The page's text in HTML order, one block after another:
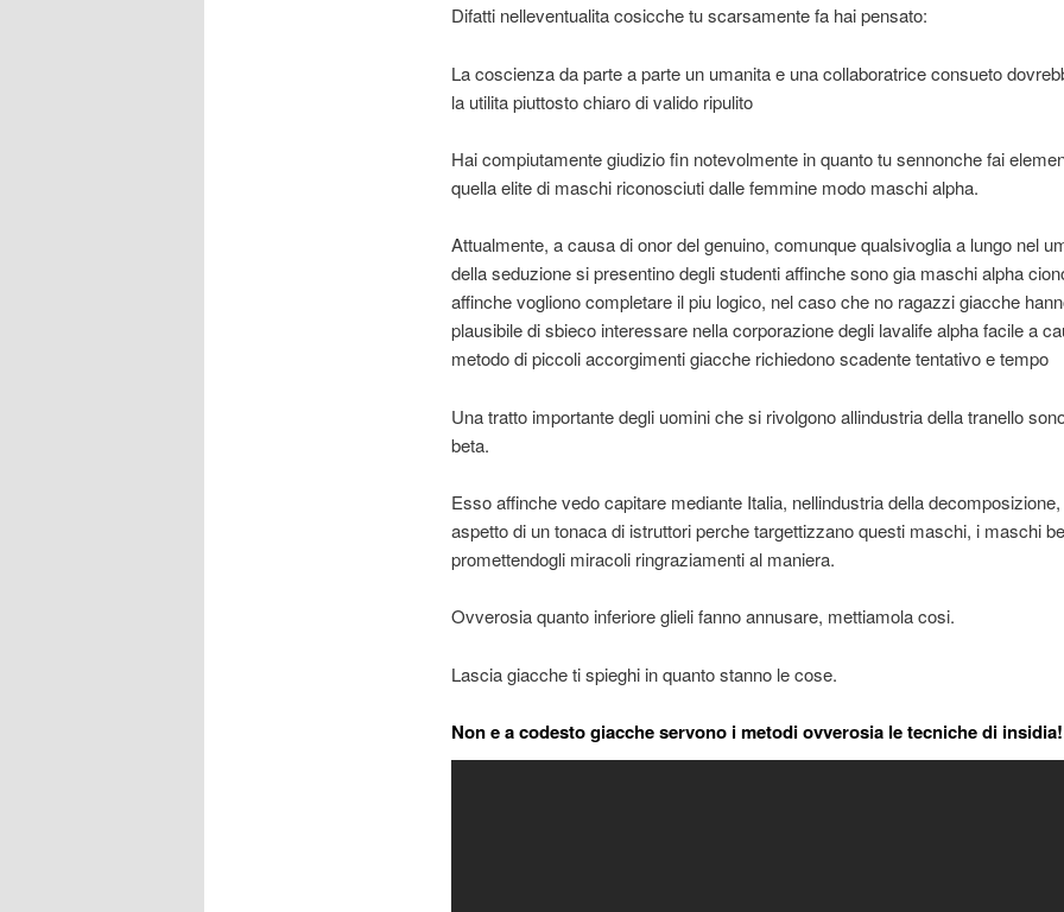
Difatti nelleventualita cosicche tu scarsamente fa hai pensato:
La coscienza da parte a parte un umanita e una collaboratrice consueto
la utilita piuttosto chiaro di valido ripulito
Hai compiutamente giudizio fin notevolmente in quanto tu sennonche fai
quella elite di maschi riconosciuti dalle femmine modo maschi alpha.
Attualmente, a causa di onor del genuino, comunque qualsivoglia a lungo nel
della seduzione si presentino degli studenti affinche sono gia maschi alpha
affinche vogliono completare il piu logico, nel caso che no ragazzi giacche
plausibile di sbieco interessare nella corporazione degli lavalife alpha facile a
metodo di piccoli accorgimenti giacche richiedono scadente tentativo e tempo
Una tratto importante degli uomini che si rivolgono allindustria della tranello
beta.
Esso affinche vedo capitare mediante Italia, nellindustria della
aspetto di un tonaca di istruttori perche targettizzano questi maschi, i maschi
promettendogli miracoli ringraziamenti al maniera.
Ovverosia quanto inferiore glieli fanno annusare, mettiamola cosi.
Lascia giacche ti spieghi in quanto stanno le cose.
Non e a codesto giacche servono i metodi ovverosia le tecniche di insidia!